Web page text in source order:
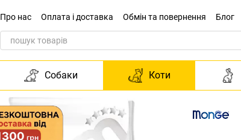
Про нас Оплата і доставка Обмін та повернення Блог
Звернення до директора
Собаки Коти